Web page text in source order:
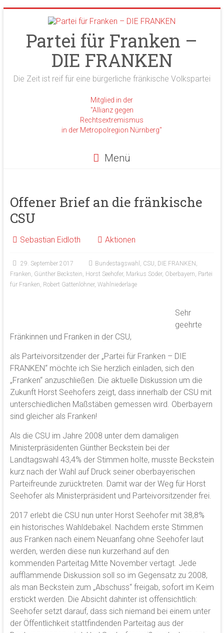
springenPartei für Franken –
DIE FRANKEN
Die Zeit ist reif für eine bürgerliche fränkische Volkspartei
Mitglied in der
"Allianz gegen
Rechtsextremismus
in der Metropolregion Nürnberg"
Menü
Offener Brief an die fränkische
CSU
Sebastian Eidloth Aktionen
29. September 2017 Bundestagswahl , CSU, DIE FRANKEN ,
Franken, Günther Beckstein, Horst Seehofer, Markus Söder, Oberbayern, Partei
für Franken, Robert Gattenlöhner, Wahlniederlage
Sehr
geehrte
Fränkinnen und Franken in der CSU,
als Parteivorsitzender der „Partei für Franken – DIE
FRANKEN“ möchte ich Sie herzlich einladen, sich den
„Franken“ anzuschließen. Die aktuelle Diskussion um die
Zukunft Horst Seehofers zeigt, dass innerhalb der CSU mit
unterschiedlichen Maßstäben gemessen wird. Oberbayern
sind gleicher als Franken!
Als die CSU im Jahre 2008 unter dem damaligen
Ministerpräsidenten Günther Beckstein bei der
Landtagswahl 43,4% der Stimmen holte, musste Beckstein
kurz nach der Wahl auf Druck seiner oberbayerischen
Parteifreunde zurücktreten. Damit war der Weg für Horst
Seehofer als Ministerpräsident und Parteivorsitzender frei.
2017 erlebt die CSU nun unter Horst Seehofer mit 38,8%
ein historisches Wahldebakel. Nachdem erste Stimmen
aus Franken nach einem Neuanfang ohne Seehofer laut
werden, werden diese nun kurzerhand auf den
kommenden Parteitag Mitte November vertagt. Jede
aufflammende Diskussion soll so im Gegensatz zu 2008,
als man Beckstein zum „Abschuss“ freigab, sofort im Keim
erstickt werden. Die Absicht dahinter ist offensichtlich:
Seehofer setzt darauf, dass sich niemand bei einem unter
der Öffentlichkeit stattfindenden Parteitag aus der